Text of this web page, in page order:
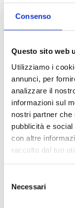
Consenso
Questo sito web
Utilizziamo i
annunci, per
analizzare il
informazioni sul
nostri partner che
pubblicità e
con altre
raccolto dal tuo
delNecessari